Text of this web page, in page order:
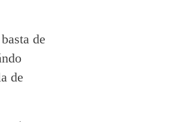
de
de